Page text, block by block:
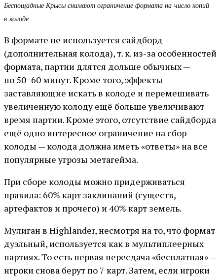
Беспощадные Крысы снимают ограничение формата на число копий
в колоде
В формате не используется сайдборд
(дополнительная колода), т. к. из-за особенностей
формата, партии длятся дольше обычных —
по 50−60 минут. Кроме того, эффекты
заставляющие искать в колоде и перемешивать
увеличенную колоду ещё больше увеличивают
время партии. Кроме этого, отсутствие сайдборда
ещё одно интересное ограничение на сбор
колоды — колода должна иметь «ответы» на все
популярные угрозы метагейма.
При сборе колоды можно придерживаться
правила: 60% карт заклинаний (существ,
артефактов и прочего) и 40% карт земель.
Мулиган в Highlander, несмотря на то, что формат
дуэльный, используется как в мультиплеерных
партиях. То есть первая пересдача «бесплатная» —
игроки снова берут по 7 карт. Затем, если игроки